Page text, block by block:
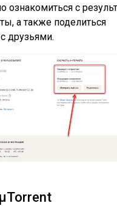
ознакомиться с
а также поделиться
друзьями.